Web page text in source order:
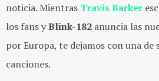
noticia. Mientras TravisBarker
los fans yBlink-182 anuncia las
por Europa, te dejamos con una de
canciones.